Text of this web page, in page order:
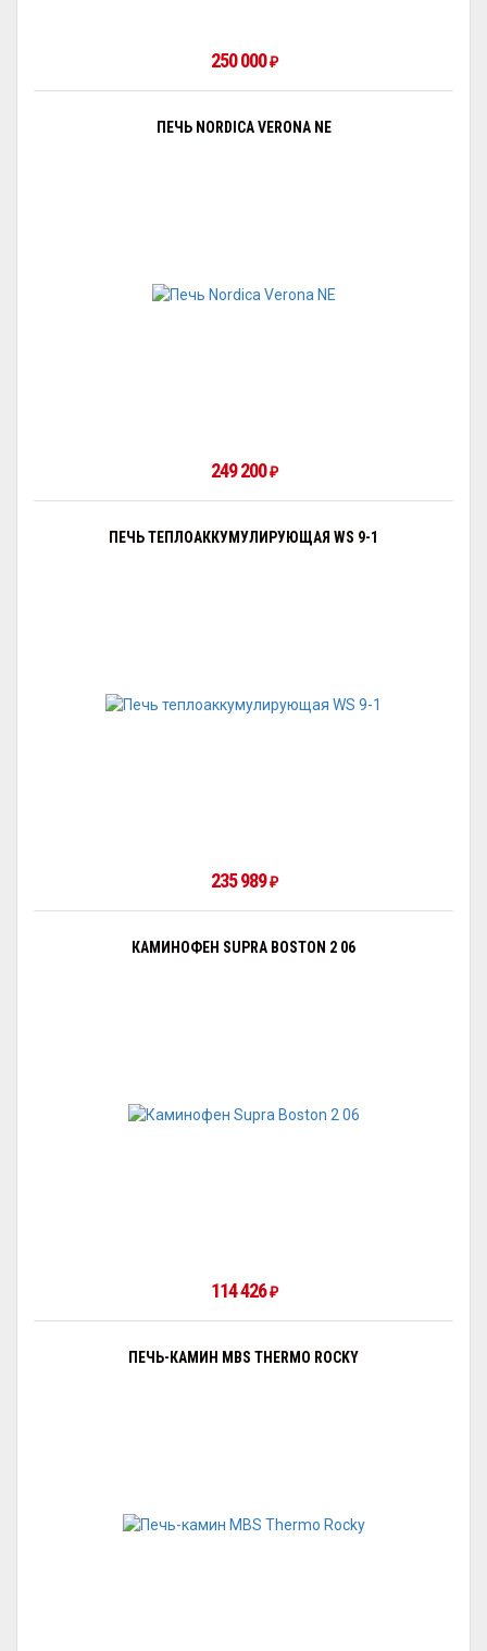
250 000₽
ПЕЧЬ NORDICA VERONA NE
249 200₽
ПЕЧЬ ТЕПЛОАККУМУЛИРУЮЩАЯ WS 9-1
235 989₽
КАМИНОФЕН SUPRA BOSTON 2 06
114 426₽
ПЕЧЬ-КАМИН MBS THERMO ROCKY